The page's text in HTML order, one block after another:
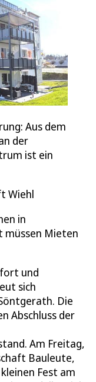
Aus dem
der
ist ein
Wiehl
in
Mieten
und
sich
Die
Abschluss der
Am Freitag,
Bauleute,
Fest am